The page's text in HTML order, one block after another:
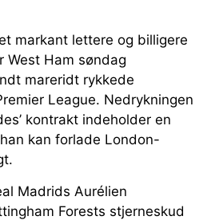
markant lettere og billigere
West Ham søndag
mareridt rykkede
League. Nedrykningen
kontrakt indeholder en
kan forlade London-
Madrids Aurélien
Forests stjerneskud